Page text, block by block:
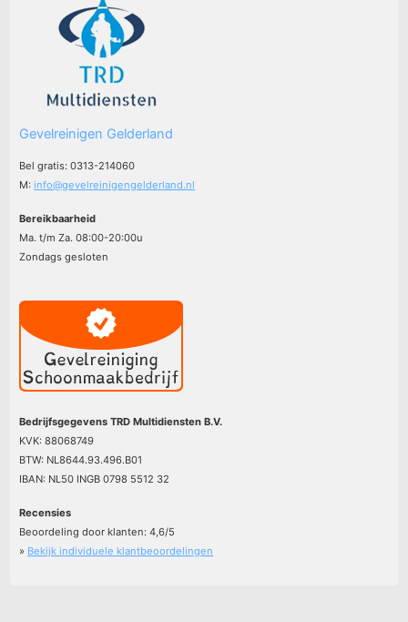
Gevelreinigen Gelderland
Bel gratis: 0313-214060
M:info@gevelreinigengelderland.nl
Bereikbaarheid
Ma. t/m Za. 08:00-20:00u
Zondags gesloten
Bedrijfsgegevens TRD Multidiensten B.V.
KVK: 88068749
BTW: NL8644.93.496.B01
IBAN: NL50 INGB 0798 5512 32
Recensies
Beoordeling door klanten:4,6/5
» Bekijk individuele klantbeoordelingen